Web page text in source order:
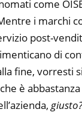
come OISE
i marchi
post-
di
fine, vorresti
è
giusto?